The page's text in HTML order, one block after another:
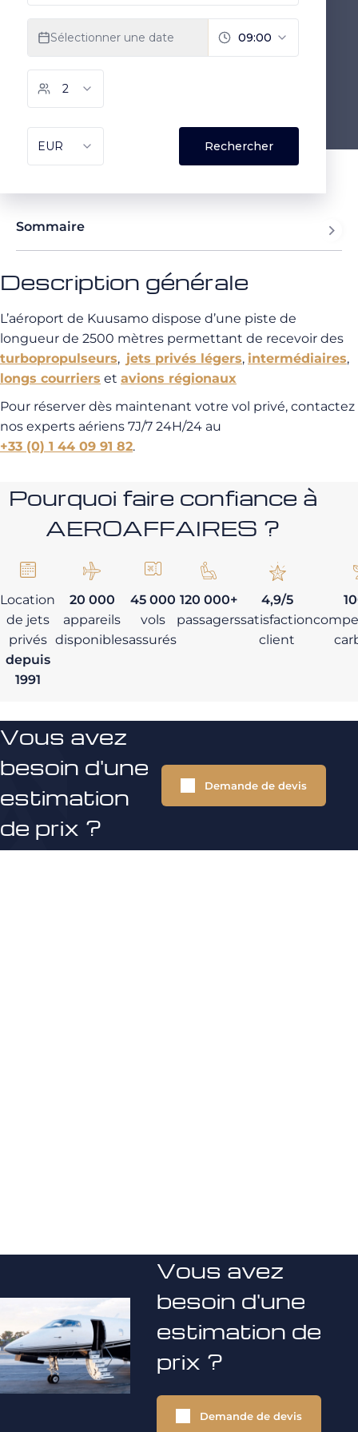
Sommaire
Description générale
L’aéroport de Kuusamo dispose d’une piste de
longueur de 2500 mètres permettant de recevoir des
turbopropulseurs, jets privés légers, intermédiaires,
longs courriers et avions régionaux
Pour réserver dès maintenant votre vol privé, contactez
nos experts aériens 7J/7 24H/24 au
+33 (0) 1 44 09 91 82.
Pourquoi faire confiance à
AEROAFFAIRES ?
Location
de jets
privés
depuis
1991
20 000
appareils
disponibles
45 000
vols
assurés
120 000+
passagers
4,9/5
satisfaction
client
Vous avez
besoin d'une
estimation
de prix ?
Demande de devis
Vous avez
besoin d'une
estimation de
prix ?
Demande de devis